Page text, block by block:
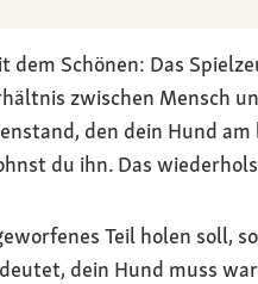
dem Schönen: Das
zwischen Mensch
den dein Hund
du ihn. Das
Teil holen soll,
dein Hund muss